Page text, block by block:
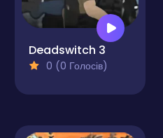
Deadswitch 3
0 (0 Голосів)